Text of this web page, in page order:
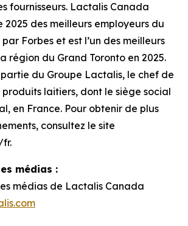
fournisseurs. Lactalis Canada
2025 des meilleurs employeurs du
Forbes et est l’un des meilleurs
région du Grand Toronto en 2025.
partie du Groupe Lactalis, le chef de
laitiers, dont le siège social
en France. Pour obtenir de plus
consultez le site
médias :
médias de Lactalis Canada